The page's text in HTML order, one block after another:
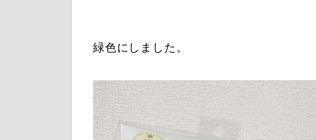
緑色にしました。